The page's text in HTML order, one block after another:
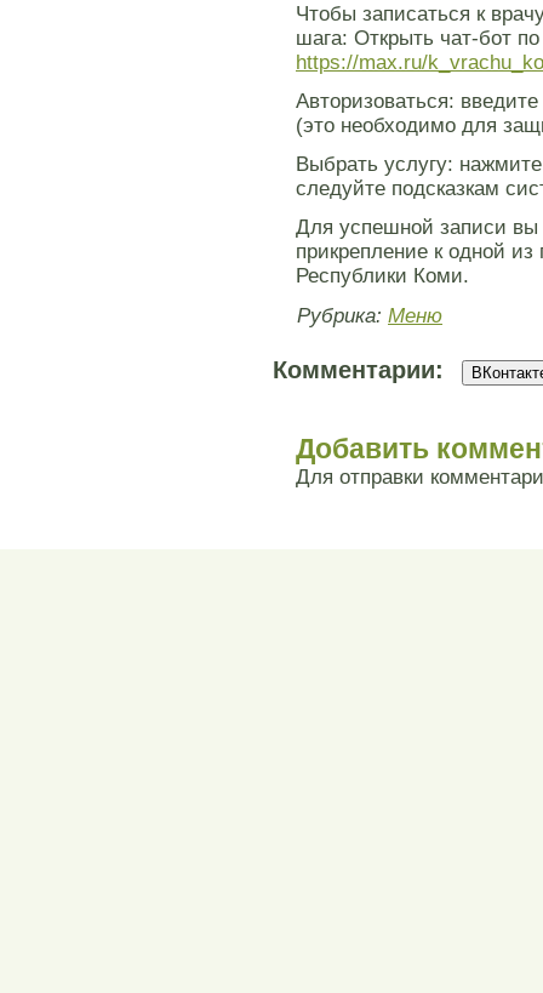
Чтобы записаться к
шага: Открыть чат-бот
https://max.ru/
Авторизоваться:
(это необходимо для
Выбрать услугу:
следуйте подсказкам
Для успешной записи
прикрепление к одной из
Республики Коми.
Рубрика: Меню
Комментарии:
Добавить
Для отправки